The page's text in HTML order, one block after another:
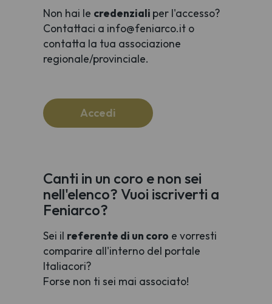
Non hai le credenziali per l'accesso?
Contattaci a info@feniarco.it o
contatta la tua associazione
regionale/provinciale.
Accedi
Canti in un coro e non sei
nell'elenco? Vuoi iscriverti a
Feniarco?
Sei il referente di un coro e vorresti
comparire all'interno del portale
Italiacori?
Forse non ti sei mai associato!